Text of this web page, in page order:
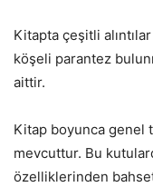
Kitapta çeşitli alıntılar
köşeli parantez
aittir.
Kitap boyunca genel
mevcuttur. Bu
özelliklerinden